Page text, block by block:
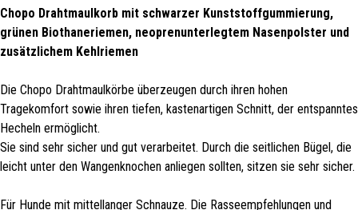
Chopo Drahtmaulkorb mit schwarzer Kunststoffgummierung,
grünen Biothaneriemen, neoprenunterlegtem Nasenpolster und
zusätzlichem Kehlriemen
Die Chopo Drahtmaulkörbe überzeugen durch ihren hohen
Tragekomfort sowie ihren tiefen, kastenartigen Schnitt, der entspanntes
Hecheln ermöglicht.
Sie sind sehr sicher und gut verarbeitet. Durch die seitlichen Bügel, die
leicht unter den Wangenknochen anliegen sollten, sitzen sie sehr sicher.
Für Hunde mit mittellanger Schnauze. Die Rasseempfehlungen und